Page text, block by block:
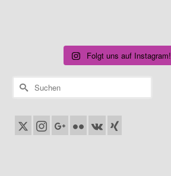
Folgt uns auf Instagram!
Suchen
nach: